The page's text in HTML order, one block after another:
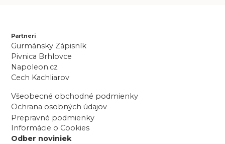
Partneri
Gurmánsky Zápisník
Pivnica Brhlovce
Napoleon.cz
Cech Kachliarov
Všeobecné obchodné podmienky
Ochrana osobných údajov
Prepravné podmienky
Informácie o Cookies
Odber noviniek